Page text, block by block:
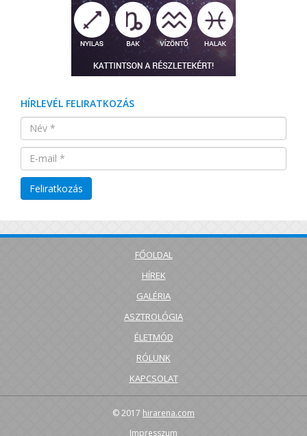
HÍRLEVÉL FELIRATKOZÁS
FŐOLDAL
HÍREK
GALÉRIA
ASZTROLÓGIA
ÉLETMÓD
RÓLUNK
KAPCSOLAT
© 2017 hirarena.com
Impresszum